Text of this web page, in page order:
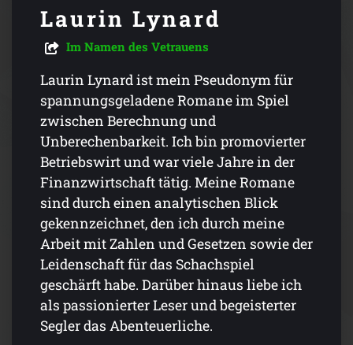
Laurin Lynard
Im Namen des Vetrauens
Laurin Lynard ist mein Pseudonym für
spannungsgeladene Romane im Spiel
zwischen Berechnung und
Unberechenbarkeit. Ich bin promovierter
Betriebswirt und war viele Jahre in der
Finanzwirtschaft tätig. Meine Romane
sind durch einen analytischen Blick
gekennzeichnet, den ich durch meine
Arbeit mit Zahlen und Gesetzen sowie der
Leidenschaft für das Schachspiel
geschärft habe. Darüber hinaus liebe ich
als passionierter Leser und begeisterter
Segler das Abenteuerliche.